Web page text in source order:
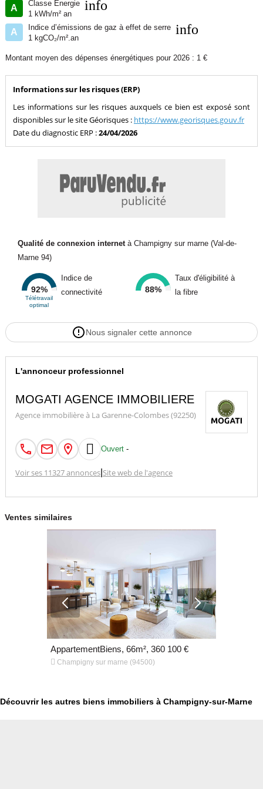
A
Classe Énergie
1 kWh/m² an
info
A
Indice d’émissions de gaz à effet de serre
1 kgCO₂/m².an
info
Montant moyen des dépenses énergétiques pour 2026 : 1 €
Informations sur les risques (ERP)
Les informations sur les risques auxquels ce bien est exposé sont
disponibles sur le site Géorisques : https://www.georisques.gouv.fr
Date du diagnostic ERP :24/04/2026
Qualité de connexion internetà Champigny sur marne (Val-de-
Marne 94)
92%
Télétravail
optimal
Indice de
connectivité
88%
Taux d'éligibilité à
la fibre
Nous signaler cette annonce
L'annonceur professionnel
MOGATI AGENCE IMMOBILIERE
Agence immobilière à La Garenne-Colombes (92250)
 Ouvert -
Voir ses 11327 annonces| Site web de l'agence
Ventes similaires
AppartementBiens, 66m², 360 100 €
 Champigny sur marne (94500)
Découvrir les autres biens immobiliers à Champigny-sur-Marne